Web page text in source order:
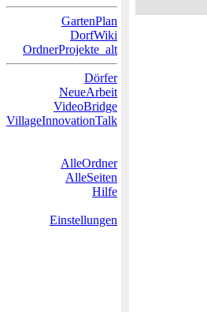
GartenPlan
DorfWiki
OrdnerProjekte_alt
Dörfer
NeueArbeit
VideoBridge
VillageInnovationTalk
AlleOrdner
AlleSeiten
Hilfe
Einstellungen